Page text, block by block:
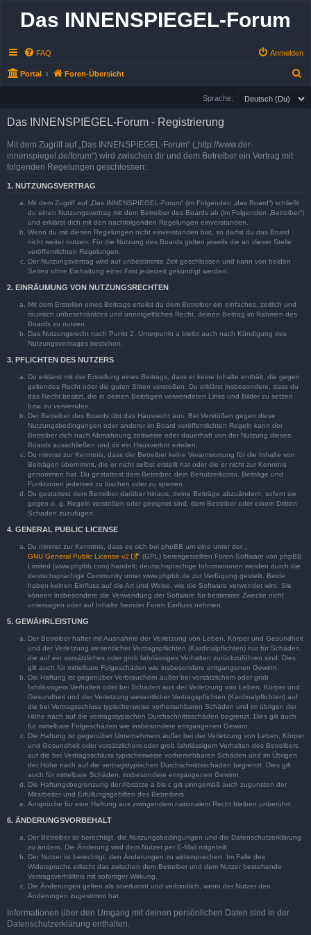
Das INNENSPIEGEL-Forum
FAQ Anmelden
Portal Foren-Übersicht
Sprache:
Das INNENSPIEGEL-Forum - Registrierung
Mit dem Zugriff auf „Das INNENSPIEGEL-Forum“ („http://www.der-
innenspiegel.de/forum“) wird zwischen dir und dem Betreiber ein Vertrag mit
folgenden Regelungen geschlossen:
1. NUTZUNGSVERTRAG
Mit dem Zugriff auf „Das INNENSPIEGEL-Forum“ (im Folgenden „das Board“) schließt
du einen Nutzungsvertrag mit dem Betreiber des Boards ab (im Folgenden „Betreiber“)
und erklärst dich mit den nachfolgenden Regelungen einverstanden.
Wenn du mit diesen Regelungen nicht einverstanden bist, so darfst du das Board
nicht weiter nutzen. Für die Nutzung des Boards gelten jeweils die an dieser Stelle
veröffentlichten Regelungen.
Der Nutzungsvertrag wird auf unbestimmte Zeit geschlossen und kann von beiden
Seiten ohne Einhaltung einer Frist jederzeit gekündigt werden.
2. EINRÄUMUNG VON NUTZUNGSRECHTEN
Mit dem Erstellen eines Beitrags erteilst du dem Betreiber ein einfaches, zeitlich und
räumlich unbeschränktes und unentgeltliches Recht, deinen Beitrag im Rahmen des
Boards zu nutzen.
Das Nutzungsrecht nach Punkt 2, Unterpunkt a bleibt auch nach Kündigung des
Nutzungsvertrages bestehen.
3. PFLICHTEN DES NUTZERS
Du erklärst mit der Erstellung eines Beitrags, dass er keine Inhalte enthält, die gegen
geltendes Recht oder die guten Sitten verstoßen. Du erklärst insbesondere, dass du
das Recht besitzt, die in deinen Beiträgen verwendeten Links und Bilder zu setzen
bzw. zu verwenden.
Der Betreiber des Boards übt das Hausrecht aus. Bei Verstößen gegen diese
Nutzungsbedingungen oder anderer im Board veröffentlichten Regeln kann der
Betreiber dich nach Abmahnung zeitweise oder dauerhaft von der Nutzung dieses
Boards ausschließen und dir ein Hausverbot erteilen.
Du nimmst zur Kenntnis, dass der Betreiber keine Verantwortung für die Inhalte von
Beiträgen übernimmt, die er nicht selbst erstellt hat oder die er nicht zur Kenntnis
genommen hat. Du gestattest dem Betreiber, dein Benutzerkonto, Beiträge und
Funktionen jederzeit zu löschen oder zu sperren.
Du gestattest dem Betreiber darüber hinaus, deine Beiträge abzuändern, sofern sie
gegen o. g. Regeln verstoßen oder geeignet sind, dem Betreiber oder einem Dritten
Schaden zuzufügen.
4. GENERAL PUBLIC LICENSE
Du nimmst zur Kenntnis, dass es sich bei phpBB um eine unter der „
GNU General Public License v2
“ (GPL) bereitgestellten Foren-Software von phpBB
Limited (www.phpbb.com) handelt; deutschsprachige Informationen werden durch die
deutschsprachige Community unter www.phpbb.de zur Verfügung gestellt. Beide
haben keinen Einfluss auf die Art und Weise, wie die Software verwendet wird. Sie
können insbesondere die Verwendung der Software für bestimmte Zwecke nicht
untersagen oder auf Inhalte fremder Foren Einfluss nehmen.
5. GEWÄHRLEISTUNG
Der Betreiber haftet mit Ausnahme der Verletzung von Leben, Körper und Gesundheit
und der Verletzung wesentlicher Vertragspflichten (Kardinalpflichten) nur für Schäden,
die auf ein vorsätzliches oder grob fahrlässiges Verhalten zurückzuführen sind. Dies
gilt auch für mittelbare Folgeschäden wie insbesondere entgangenen Gewinn.
Die Haftung ist gegenüber Verbrauchern außer bei vorsätzlichem oder grob
fahrlässigem Verhalten oder bei Schäden aus der Verletzung von Leben, Körper und
Gesundheit und der Verletzung wesentlicher Vertragspflichten (Kardinalpflichten) auf
die bei Vertragsschluss typischerweise vorhersehbaren Schäden und im übrigen der
Höhe nach auf die vertragstypischen Durchschnittsschäden begrenzt. Dies gilt auch
für mittelbare Folgeschäden wie insbesondere entgangenen Gewinn.
Die Haftung ist gegenüber Unternehmern außer bei der Verletzung von Leben, Körper
und Gesundheit oder vorsätzlichem oder grob fahrlässigem Verhalten des Betreibers
auf die bei Vertragsschluss typischerweise vorhersehbaren Schäden und im Übrigen
der Höhe nach auf die vertragstypischen Durchschnittsschäden begrenzt. Dies gilt
auch für mittelbare Schäden, insbesondere entgangenen Gewinn.
Die Haftungsbegrenzung der Absätze a bis c gilt sinngemäß auch zugunsten der
Mitarbeiter und Erfüllungsgehilfen des Betreibers.
Ansprüche für eine Haftung aus zwingendem nationalem Recht bleiben unberührt.
6. ÄNDERUNGSVORBEHALT
Der Betreiber ist berechtigt, die Nutzungsbedingungen und die Datenschutzerklärung
zu ändern. Die Änderung wird dem Nutzer per E-Mail mitgeteilt.
Der Nutzer ist berechtigt, den Änderungen zu widersprechen. Im Falle des
Widerspruchs erlischt das zwischen dem Betreiber und dem Nutzer bestehende
Vertragsverhältnis mit sofortiger Wirkung.
Die Änderungen gelten als anerkannt und verbindlich, wenn der Nutzer den
Änderungen zugestimmt hat.
Informationen über den Umgang mit deinen persönlichen Daten sind in der
Datenschutzerklärung enthalten.